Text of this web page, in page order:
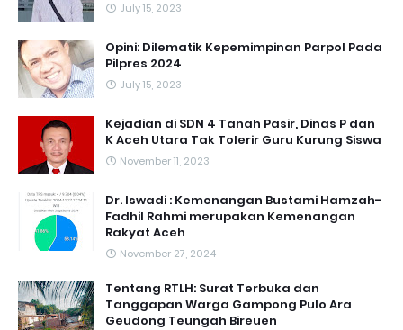
July 15, 2023
Opini: Dilematik Kepemimpinan Parpol Pada
Pilpres 2024
July 15, 2023
Kejadian di SDN 4 Tanah Pasir, Dinas P dan
K Aceh Utara Tak Tolerir Guru Kurung Siswa
November 11, 2023
Dr. Iswadi : Kemenangan Bustami Hamzah-
Fadhil Rahmi merupakan Kemenangan
Rakyat Aceh
November 27, 2024
Tentang RTLH: Surat Terbuka dan
Tanggapan Warga Gampong Pulo Ara
Geudong Teungah Bireuen